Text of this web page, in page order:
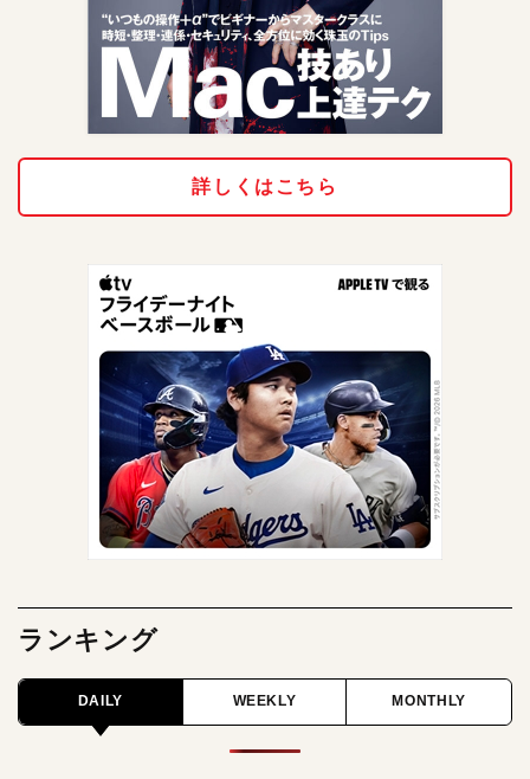
詳しくはこちら
ランキング
DAILY WEEKLY MONTHLY